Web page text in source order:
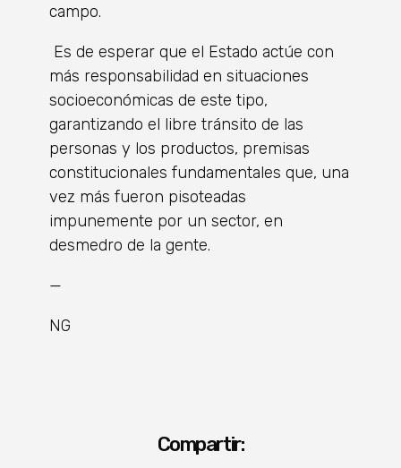
campo.
Es de esperar que el Estado actúe con
más responsabilidad en situaciones
socioeconómicas de este tipo,
garantizando el libre tránsito de las
personas y los productos, premisas
constitucionales fundamentales que, una
vez más fueron pisoteadas
impunemente por un sector, en
desmedro de la gente.
—
NG
Compartir: